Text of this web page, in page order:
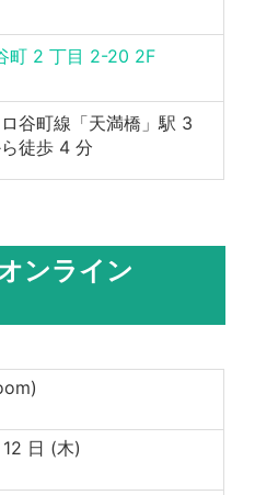
町 2 丁目 2-20 2F
谷町線「天満橋」駅 3
徒歩 4 分
ンライン
日 (木)